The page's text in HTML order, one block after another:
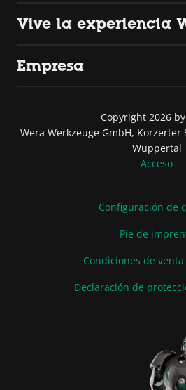
Vive la experiencia
Empresa
Copyright 2026
Wera Werkzeuge GmbH, Korzerter
Wuppertal
Acceso
Configuración de
Pie de
Condiciones de
Declaración de